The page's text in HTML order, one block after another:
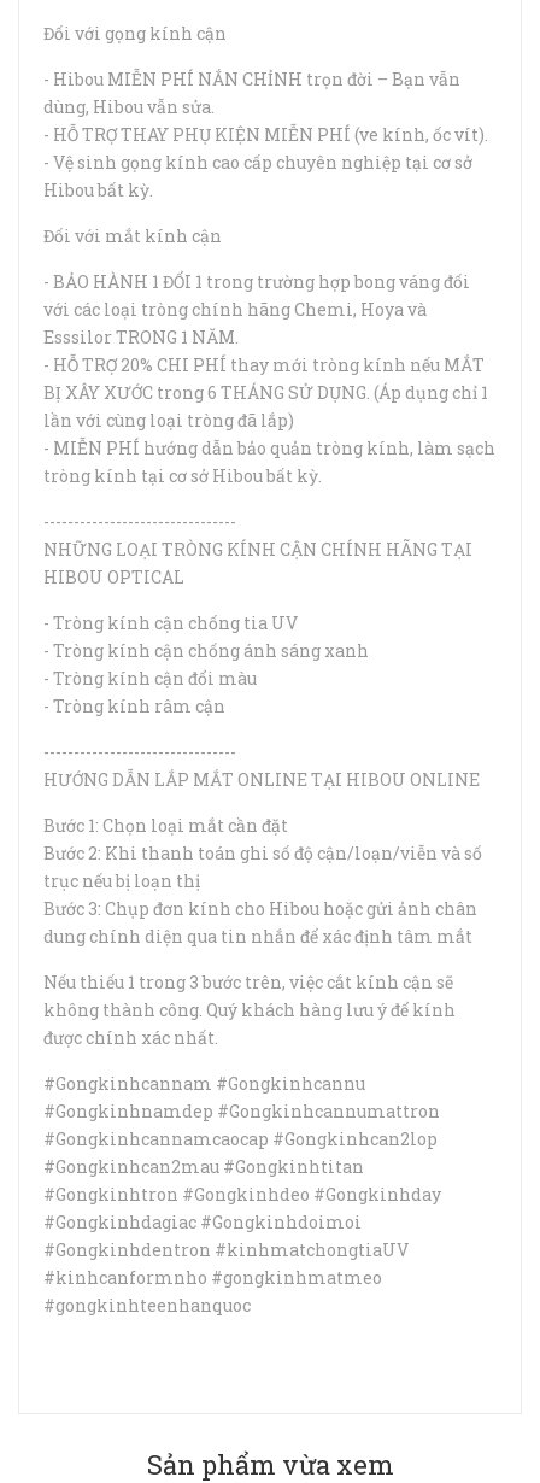
Đối với gọng kính cận
- Hibou MIỄN PHÍ NẮN CHỈNH trọn đời – Bạn vẫn
dùng, Hibou vẫn sửa.
- HỖ TRỢ THAY PHỤ KIỆN MIỄN PHÍ (ve kính, ốc vít).
- Vệ sinh gọng kính cao cấp chuyên nghiệp tại cơ sở
Hibou bất kỳ.
Đối với mắt kính cận
- BẢO HÀNH 1 ĐỔI 1 trong trường hợp bong váng đối
với các loại tròng chính hãng Chemi, Hoya và
Esssilor TRONG 1 NĂM.
- HỖ TRỢ 20% CHI PHÍ thay mới tròng kính nếu MẮT
BỊ XÂY XƯỚC trong 6 THÁNG SỬ DỤNG. (Áp dụng chỉ 1
lần với cùng loại tròng đã lắp)
- MIỄN PHÍ hướng dẫn bảo quản tròng kính, làm sạch
tròng kính tại cơ sở Hibou bất kỳ.
--------------------------------
NHỮNG LOẠI TRÒNG KÍNH CẬN CHÍNH HÃNG TẠI
HIBOU OPTICAL
- Tròng kính cận chống tia UV
- Tròng kính cận chống ánh sáng xanh
- Tròng kính cận đổi màu
- Tròng kính râm cận
--------------------------------
HƯỚNG DẪN LẮP MẮT ONLINE TẠI HIBOU ONLINE
Bước 1: Chọn loại mắt cần đặt
Bước 2: Khi thanh toán ghi số độ cận/loạn/viễn và số
trục nếu bị loạn thị
Bước 3: Chụp đơn kính cho Hibou hoặc gửi ảnh chân
dung chính diện qua tin nhắn để xác định tâm mắt
Nếu thiếu 1 trong 3 bước trên, việc cắt kính cận sẽ
không thành công. Quý khách hàng lưu ý để kính
được chính xác nhất.
#Gongkinhcannam #Gongkinhcannu
#Gongkinhnamdep #Gongkinhcannumattron
#Gongkinhcannamcaocap #Gongkinhcan2lop
#Gongkinhcan2mau #Gongkinhtitan
#Gongkinhtron #Gongkinhdeo #Gongkinhday
#Gongkinhdagiac #Gongkinhdoimoi
#Gongkinhdentron #kinhmatchongtiaUV
#kinhcanformnho #gongkinhmatmeo
#gongkinhteenhanquoc
Sản phẩm vừa xem